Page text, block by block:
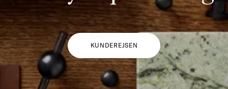
KUNDEREJSEN